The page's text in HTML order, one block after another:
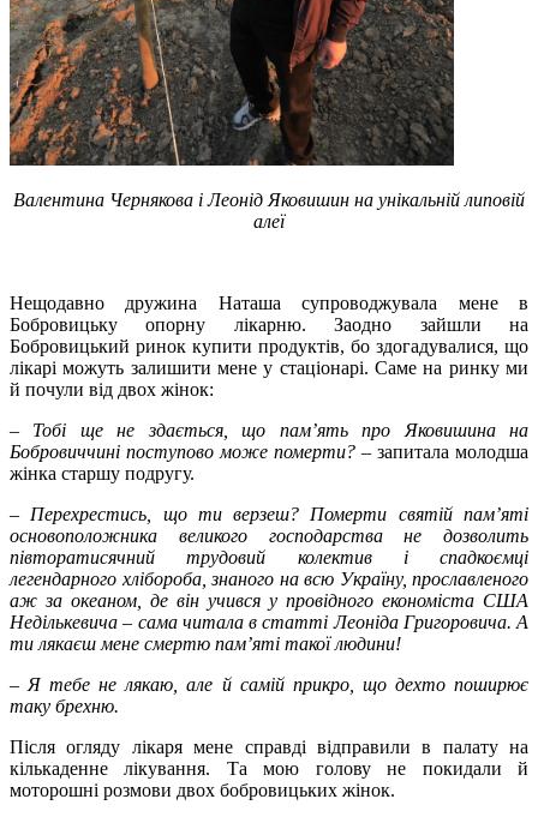
Валентина Чернякова і Леонід Яковишин на унікальній липовій
алеї
Нещодавно дружина Наташа супроводжувала мене в
Бобровицьку опорну лікарню. Заодно зайшли на
Бобровицький ринок купити продуктів, бо здогадувалися, що
лікарі можуть залишити мене у стаціонарі. Саме на ринку ми
й почули від двох жінок:
– Тобі ще не здається, що пам’ять про Яковишина на
Бобровиччині поступово може померти? – запитала молодша
жінка старшу подругу.
– Перехрестись, що ти верзеш? Померти святій пам’яті
основоположника великого господарства не дозволить
півторатисячний трудовий колектив і спадкоємці
легендарного хлібороба, знаного на всю Україну, прославленого
аж за океаном, де він учився у провідного економіста США
Недількевича – сама читала в статті Леоніда Григоровича. А
ти лякаєш мене смертю пам’яті такої людини!
– Я тебе не лякаю, але й самій прикро, що дехто поширює
таку брехню.
Після огляду лікаря мене справді відправили в палату на
кількаденне лікування. Та мою голову не покидали й
моторошні розмови двох бобровицьких жінок.